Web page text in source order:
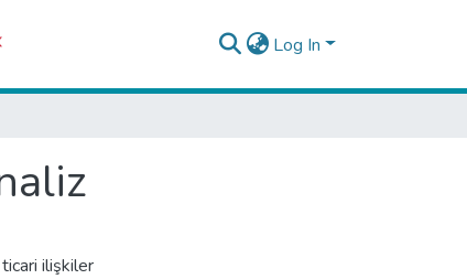
Log In
ilişkiler